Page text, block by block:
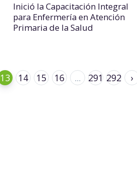
Inició la Capacitación Integral
para Enfermería en Atención
Primaria de la Salud
13 14 15 16 ... 291 292 ›